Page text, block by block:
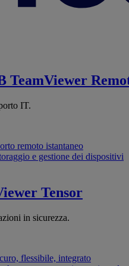
TeamViewer
IT.
remoto istantaneo
e gestione dei dispositivi
Tensor
in sicurezza.
flessibile, integrato